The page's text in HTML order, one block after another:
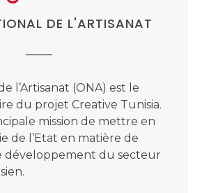
DE L'ARTISANAT
l’Artisanat (ONA) est le
du projet Creative Tunisia.
mission de mettre en
de l’Etat en matière de
développement du secteur